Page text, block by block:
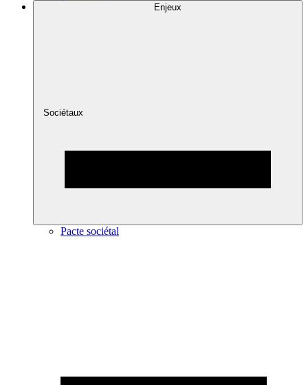
Enjeux
Sociétaux
Pacte sociétal